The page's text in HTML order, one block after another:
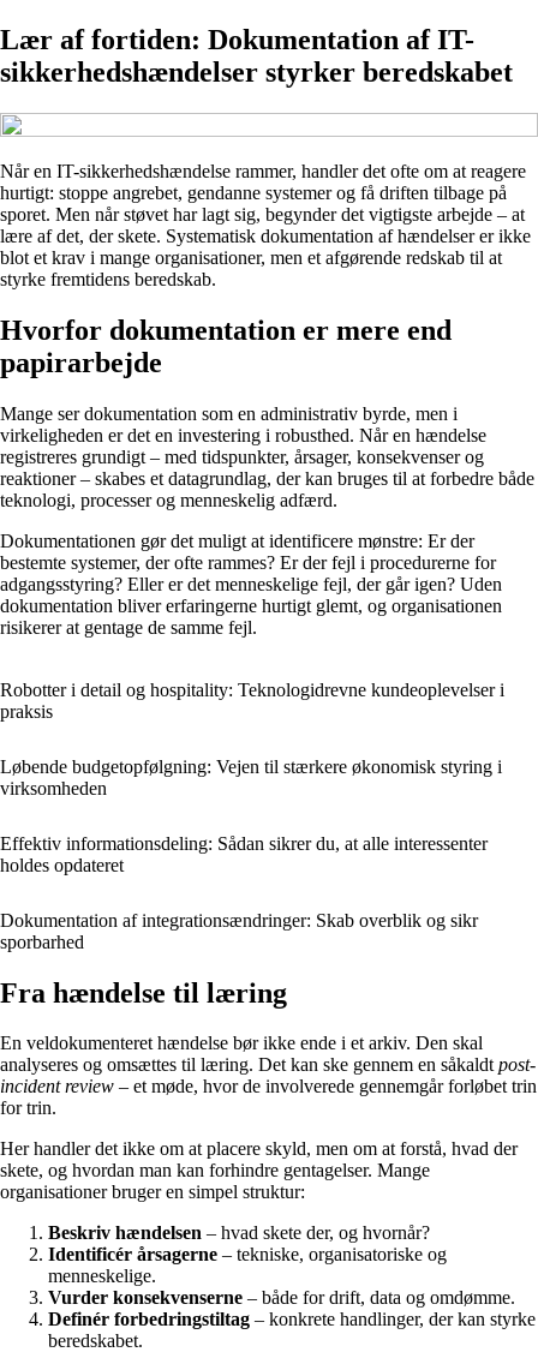
Lær af fortiden: Dokumentation af IT-
sikkerhedshændelser styrker beredskabet
Når en IT-sikkerhedshændelse rammer, handler det ofte om at reagere
hurtigt: stoppe angrebet, gendanne systemer og få driften tilbage på
sporet. Men når støvet har lagt sig, begynder det vigtigste arbejde – at
lære af det, der skete. Systematisk dokumentation af hændelser er ikke
blot et krav i mange organisationer, men et afgørende redskab til at
styrke fremtidens beredskab.
Hvorfor dokumentation er mere end
papirarbejde
Mange ser dokumentation som en administrativ byrde, men i
virkeligheden er det en investering i robusthed. Når en hændelse
registreres grundigt – med tidspunkter, årsager, konsekvenser og
reaktioner – skabes et datagrundlag, der kan bruges til at forbedre både
teknologi, processer og menneskelig adfærd.
Dokumentationen gør det muligt at identificere mønstre: Er der
bestemte systemer, der ofte rammes? Er der fejl i procedurerne for
adgangsstyring? Eller er det menneskelige fejl, der går igen? Uden
dokumentation bliver erfaringerne hurtigt glemt, og organisationen
risikerer at gentage de samme fejl.
Robotter i detail og hospitality: Teknologidrevne kundeoplevelser i
praksis
Løbende budgetopfølgning: Vejen til stærkere økonomisk styring i
virksomheden
Effektiv informationsdeling: Sådan sikrer du, at alle interessenter
holdes opdateret
Dokumentation af integrationsændringer: Skab overblik og sikr
sporbarhed
Fra hændelse til læring
En veldokumenteret hændelse bør ikke ende i et arkiv. Den skal
analyseres og omsættes til læring. Det kan ske gennem en såkaldtpost-
incident review – et møde, hvor de involverede gennemgår forløbet trin
for trin.
Her handler det ikke om at placere skyld, men om at forstå, hvad der
skete, og hvordan man kan forhindre gentagelser. Mange
organisationer bruger en simpel struktur:
Beskriv hændelsen – hvad skete der, og hvornår?
Identificér årsagerne – tekniske, organisatoriske og
menneskelige.
Vurder konsekvenserne – både for drift, data og omdømme.
Definér forbedringstiltag – konkrete handlinger, der kan styrke
beredskabet.